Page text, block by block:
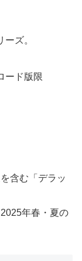
ズ。
ード版限
含む「デラッ
年春・夏の